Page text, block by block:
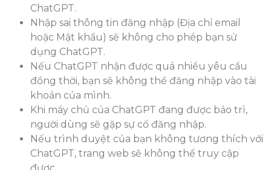
ChatGPT.
Nhập sai thông tin đăng nhập (Địa chỉ email
hoặc Mật khẩu) sẽ không cho phép bạn sử
dụng ChatGPT.
Nếu ChatGPT nhận được quá nhiều yêu cầu
đồng thời, bạn sẽ không thể đăng nhập vào tài
khoản của mình.
Khi máy chủ của ChatGPT đang được bảo trì,
người dùng sẽ gặp sự cố đăng nhập.
Nếu trình duyệt của bạn không tương thích với
ChatGPT, trang web sẽ không thể truy cập
được.